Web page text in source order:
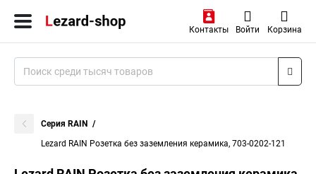
Контакты Войти Корзина
Серия RAIN
Lezard RAIN Розетка без заземления керамика, 703-0202-121